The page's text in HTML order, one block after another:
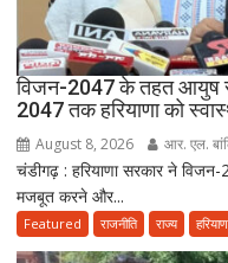
विजन-2047 के तहत आयुष
2047 तक हरियाणा को
August 8, 2026 आर. एल.
चंडीगढ़ : हरियाणा सरकार ने
मजबूत करने और...
Featured राजनीति राज्य